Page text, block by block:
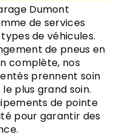
Dumont
de services
de véhicules.
de pneus en
complète, nos
prennent soin
plus grand soin.
de pointe
pour garantir des